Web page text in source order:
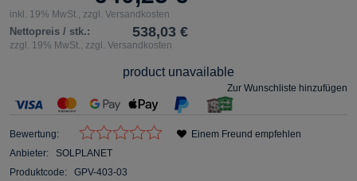
inkl. 19% MwSt., zzgl. Versandkosten
Nettopreis / stk.: 538,03 €
zzgl. 19% MwSt., zzgl. Versandkosten
product unavailable
Zur Wunschliste hinzufügen
Bewertung:
Anbieter:
SOLPLANET
Produktcode:
GPV-403-03
Einem Freund empfehlen